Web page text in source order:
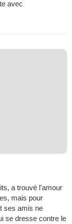
avec
a trouvé l'amour
mais pour
ses amis ne
se dresse contre le